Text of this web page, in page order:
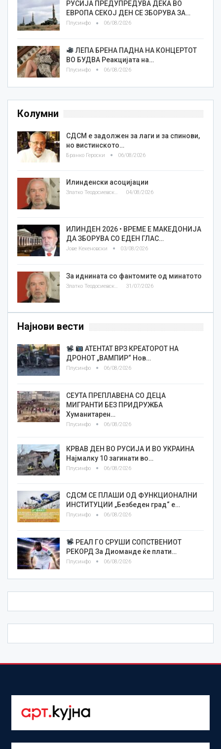
РУСИЈА ПРЕДУПРЕДУВА ДЕКА ВО
ЕВРОПА СЕКОЈ ДЕН СЕ ЗБОРУВА ЗА…
Плусинфо 06/08/2026
ЛЕПА БРЕНА ПАДНА НА КОНЦЕРТОТ
ВО БУДВА Реакцијата на…
Плусинфо 06/08/2026
Колумни
СДСМ е задолжен за лаги и за спинови,
но вистинското…
Бранко Героски 06/08/2026
Илинденски асоцијации
Златко Теодосиевски 04/08/2026
ИЛИНДЕН 2026 • ВРЕМЕ Е МАКЕДОНИЈА
ДА ЗБОРУВА СО ЕДЕН ГЛАС…
Јове Кекеновски 03/08/2026
За иднината со фантомите од минатото
31/07/2026
Најнови вести
АТЕНТАТ ВРЗ КРЕАТОРОТ НА
ДРОНОТ „ВАМПИР“ Нов…
Плусинфо 06/08/2026
СЕУТА ПРЕПЛАВЕНА СО ДЕЦА
МИГРАНТИ БЕЗ ПРИДРУЖБА
Хуманитарен…
Плусинфо 06/08/2026
КРВАВ ДЕН ВО РУСИЈА И ВО УКРАИНА
Најмалку 10 загинати во…
Плусинфо 06/08/2026
СДСМ СЕ ПЛАШИ ОД ФУНКЦИОНАЛНИ
ИНСТИТУЦИИ „Безбеден град“ е…
Плусинфо 06/08/2026
РЕАЛ ГО СРУШИ СОПСТВЕНИОТ
РЕКОРД За Диоманде ќе плати…
Плусинфо 06/08/2026